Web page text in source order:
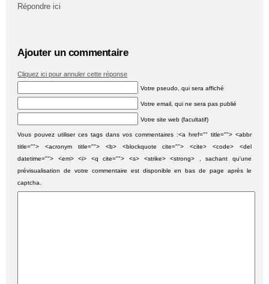
Répondre ici
Ajouter un commentaire
Cliquez ici pour annuler cette réponse
Votre pseudo, qui sera affiché
Votre email, qui ne sera pas publié
Votre site web (facultatif)
Vous pouvez utiliser ces tags dans vos commentaires :<a href="" title=""> <abbr
title=""> <acronym title=""> <b> <blockquote cite=""> <cite> <code> <del
datetime=""> <em> <i> <q cite=""> <s> <strike> <strong> , sachant qu'une
prévisualisation de votre commentaire est disponible en bas de page après le
captcha.